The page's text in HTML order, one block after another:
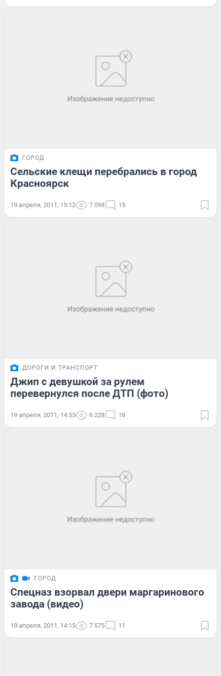
ГОРОД
Сельские клещи перебрались в город
Красноярск
19 апреля, 2011, 15:12 7 098 15
ДОРОГИ И ТРАНСПОРТ
Джип с девушкой за рулем
перевернулся после ДТП (фото)
19 апреля, 2011, 14:53 6 228 18
ГОРОД
Спецназ взорвал двери маргаринового
завода (видео)
19 апреля, 2011, 14:15 7 575 11